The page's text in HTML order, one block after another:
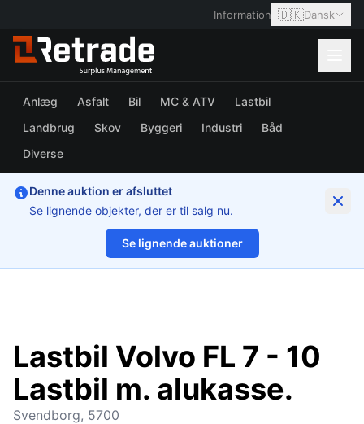
Information 🇩🇰Dansk
Anlæg Asfalt Bil MC & ATV
Lastbil
Landbrug
Skov Byggeri Industri
Båd
Diverse
Denne auktion er afsluttet
Se lignende objekter, der er til salg nu.
Se lignende auktioner
1/72
Lastbil Volvo FL 7 - 10
Lastbil m. alukasse.
Svendborg, 5700